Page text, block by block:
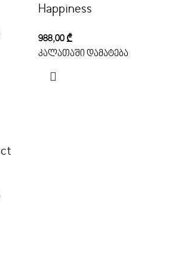
Happiness
988,00₾
კალათაში დამატება